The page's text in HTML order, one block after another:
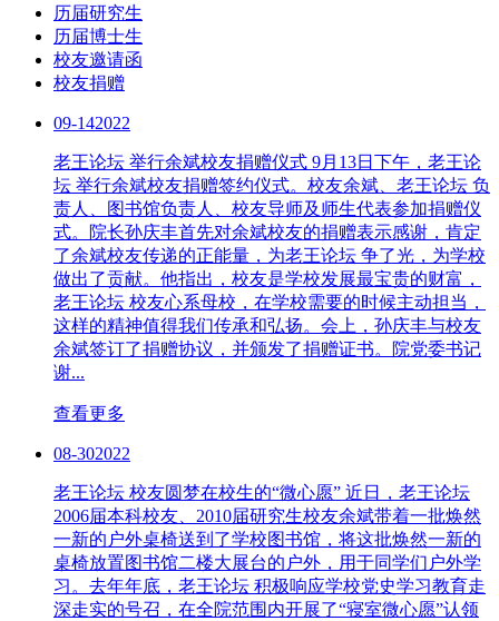
历届研究生
历届博士生
校友邀请函
校友捐赠
09-142022
老王论坛 举行余斌校友捐赠仪式 9月13日下午，老王论
坛 举行余斌校友捐赠签约仪式。校友余斌、老王论坛 负
责人、图书馆负责人、校友导师及师生代表参加捐赠仪
式。院长孙庆丰首先对余斌校友的捐赠表示感谢，肯定
了余斌校友传递的正能量，为老王论坛 争了光，为学校
做出了贡献。他指出，校友是学校发展最宝贵的财富，
老王论坛 校友心系母校，在学校需要的时候主动担当，
这样的精神值得我们传承和弘扬。会上，孙庆丰与校友
余斌签订了捐赠协议，并颁发了捐赠证书。院党委书记
谢...
查看更多
08-302022
老王论坛 校友圆梦在校生的“微心愿” 近日，老王论坛
2006届本科校友、2010届研究生校友余斌带着一批焕然
一新的户外桌椅送到了学校图书馆，将这批焕然一新的
桌椅放置图书馆二楼大展台的户外，用于同学们户外学
习。去年年底，老王论坛 积极响应学校党史学习教育走
深走实的号召，在全院范围内开展了“寝室微心愿”认领